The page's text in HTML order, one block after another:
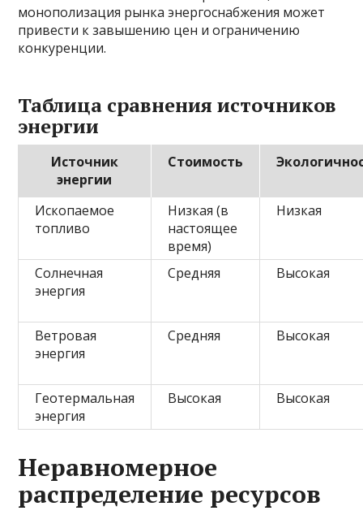
монополизация рынка энергоснабжения может
привести к завышению цен и ограничению
конкуренции.
Таблица сравнения источников
энергии
Источник
энергии
Стоимость
Ископаемое
топливо
Низкая (в
настоящее
время)
Низкая
Солнечная
энергия
Средняя Высокая
Ветровая
энергия
Средняя Высокая
Геотермальная
энергия
Высокая Высокая
Неравномерное
распределение ресурсов